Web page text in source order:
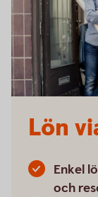
Lön
Enkel
och